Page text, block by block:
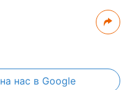
на нас в Google